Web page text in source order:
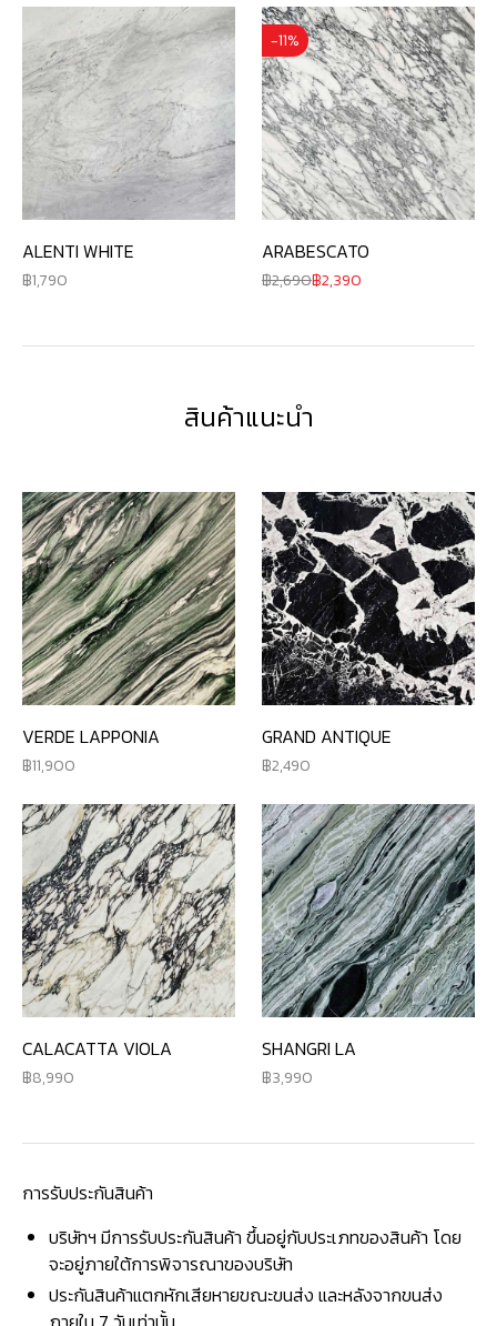
ALENTI WHITE
1,790
-11%
ARABESCATO
2,690 2,390
สินค้าแนะนำ
VERDE LAPPONIA
11,900
GRAND ANTIQUE
2,490
CALACATTA VIOLA
8,990
SHANGRI LA
3,990
การรับประกันสินค้า
บริษัทฯ มีการรับประกันสินค้า ขึ้นอยู่กับประเภทของสินค้า โดย
จะอยู่ภายใต้การพิจารณาของบริษัท
ประกันสินค้าแตกหักเสียหายขณะขนส่ง และหลังจากขนส่ง